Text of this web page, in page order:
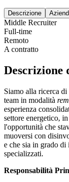
Descrizione
Middle Recruiter
Full-time
Remoto
A contratto
Descrizione
Siamo alla ricerca di
team in modalità
esperienza
settore energetico,
l'opportunità che
muoversi con
e che sia in grado
specializzati.
Responsabilità